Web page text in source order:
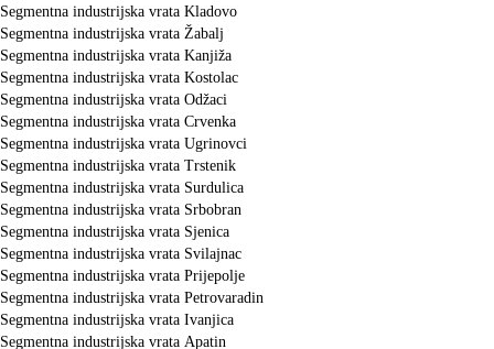
Segmentna industrijska vrata Kladovo
Segmentna industrijska vrata Žabalj
Segmentna industrijska vrata Kanjiža
Segmentna industrijska vrata Kostolac
Segmentna industrijska vrata Odžaci
Segmentna industrijska vrata Crvenka
Segmentna industrijska vrata Ugrinovci
Segmentna industrijska vrata Trstenik
Segmentna industrijska vrata Surdulica
Segmentna industrijska vrata Srbobran
Segmentna industrijska vrata Sjenica
Segmentna industrijska vrata Svilajnac
Segmentna industrijska vrata Prijepolje
Segmentna industrijska vrata Petrovaradin
Segmentna industrijska vrata Ivanjica
Segmentna industrijska vrata Apatin